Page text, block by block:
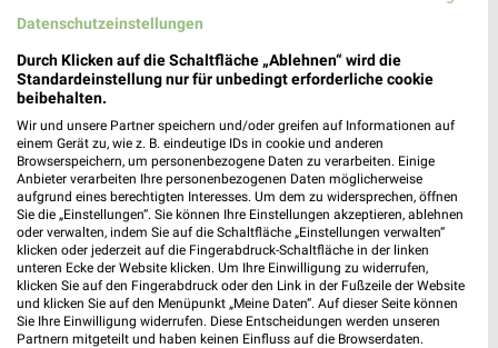
Datenschutzeinstellungen
Durch Klicken auf die Schaltfläche „Ablehnen“ wird die
Standardeinstellung nur für unbedingt erforderliche cookie
beibehalten.
Wir und unsere Partner speichern und/oder greifen auf Informationen auf
einem Gerät zu, wie z. B. eindeutige IDs in cookie und anderen
Browserspeichern, um personenbezogene Daten zu verarbeiten. Einige
Anbieter verarbeiten Ihre personenbezogenen Daten möglicherweise
aufgrund eines berechtigten Interesses. Um dem zu widersprechen, öffnen
Sie die „Einstellungen“. Sie können Ihre Einstellungen akzeptieren, ablehnen
oder verwalten, indem Sie auf die Schaltfläche „Einstellungen verwalten“
klicken oder jederzeit auf die Fingerabdruck-Schaltfläche in der linken
unteren Ecke der Website klicken. Um Ihre Einwilligung zu widerrufen,
klicken Sie auf den Fingerabdruck oder den Link in der Fußzeile der Website
und klicken Sie auf den Menüpunkt „Meine Daten“. Auf dieser Seite können
Sie Ihre Einwilligung widerrufen. Diese Entscheidungen werden unseren
Partnern mitgeteilt und haben keinen Einfluss auf die Browserdaten.